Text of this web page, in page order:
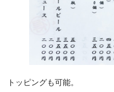
トッピングも可能。